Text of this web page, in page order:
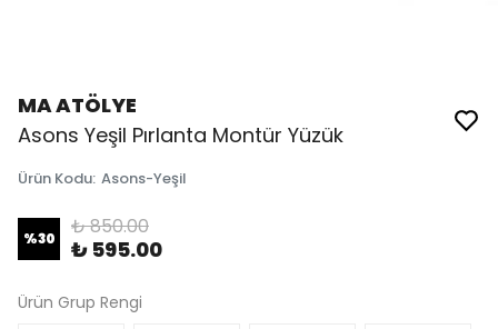
MA ATÖLYE
Asons Yeşil Pırlanta Montür Yüzük
Ürün Kodu: Asons-Yeşil
%30 ₺ 850.00
₺ 595.00
Ürün Grup Rengi